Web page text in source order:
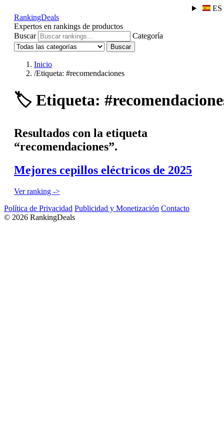
ES
RankingDeals
Expertos en rankings de productos
Buscar
Categoría
Buscar
Inicio
/Etiqueta: #recomendaciones
🏷️ Etiqueta:
Resultados con la etiqueta
“recomendaciones”.
Mejores cepillos eléctricos de 2025
Ver ranking ->
Política de Privacidad Publicidad y Monetización Contacto
© 2026 RankingDeals